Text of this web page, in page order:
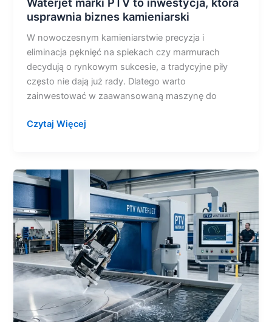
usprawnia biznes kamieniarski
W nowoczesnym kamieniarstwie precyzja i
eliminacja pęknięć na spiekach czy marmurach
decydują o rynkowym sukcesie, a tradycyjne piły
często nie dają już rady. Dlatego warto
zainwestować w zaawansowaną maszynę do
Czytaj Więcej
Na
co
zwrócić
uwagę,
kupując
maszynę
do
cięcia
wodą?
Przewodnik